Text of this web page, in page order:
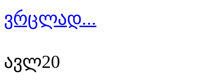
ვრცლად...
ავლ20